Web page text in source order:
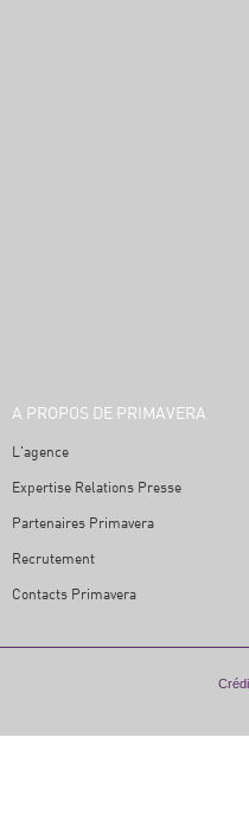
A PROPOS DE PRIMAVERA
L'agence
Expertise Relations Presse
Partenaires Primavera
Recrutement
Contacts Primavera